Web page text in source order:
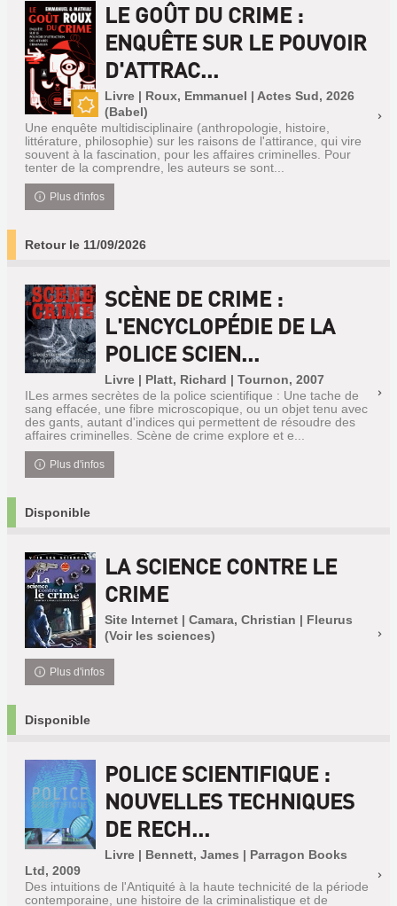
Nouveauté
LE GOÛT DU CRIME :
ENQUÊTE SUR LE POUVOIR
D'ATTRAC...
Livre | Roux, Emmanuel | Actes Sud, 2026
(Babel)
Une enquête multidisciplinaire (anthropologie, histoire,
littérature, philosophie) sur les raisons de l'attirance, qui vire
souvent à la fascination, pour les affaires criminelles. Pour
tenter de la comprendre, les auteurs se sont...
Plus d'infos
Retour le 11/09/2026
SCÈNE DE CRIME :
L'ENCYCLOPÉDIE DE LA
POLICE SCIEN...
Livre | Platt, Richard | Tournon, 2007
ILes armes secrètes de la police scientifique : Une tache de
sang effacée, une fibre microscopique, ou un objet tenu avec
des gants, autant d'indices qui permettent de résoudre des
affaires criminelles. Scène de crime explore et e...
Plus d'infos
Disponible
LA SCIENCE CONTRE LE
CRIME
Site Internet | Camara, Christian | Fleurus
(Voir les sciences)
Plus d'infos
Disponible
POLICE SCIENTIFIQUE :
NOUVELLES TECHNIQUES
DE RECH...
Livre | Bennett, James | Parragon Books
Ltd, 2009
Des intuitions de l'Antiquité à la haute technicité de la période
contemporaine, une histoire de la criminalistique et de